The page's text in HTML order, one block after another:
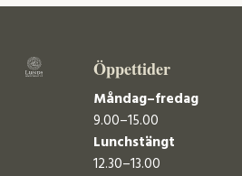
Öppettider
Måndag–fredag
9.00–15.00
Lunchstängt
12.30–13.00